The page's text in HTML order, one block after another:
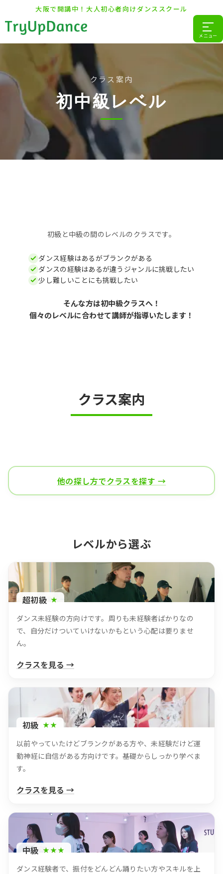
大阪で開講中！大人初心者向けダンススクール
メニュー
クラス案内
初中級レベル
初級と中級の間のレベルのクラスです。
ダンス経験はあるがブランクがある
ダンスの経験はあるが違うジャンルに挑戦したい
少し難しいことにも挑戦したい
そんな方は初中級クラスへ！
個々のレベルに合わせて講師が指導いたします！
クラス案内
他の探し方でクラスを探す →
レベルから選ぶ
超初級 ★
ダンス未経験の方向けです。周りも未経験者ばかりなの
で、自分だけついていけないかもという心配は要りませ
ん。
クラスを見る →
初級 ★★
以前やっていたけどブランクがある方や、未経験だけど運
動神経に自信がある方向けです。基礎からしっかり学べま
す。
クラスを見る →
中級 ★★★
ダンス経験者で、振付をどんどん踊りたい方やスキルを上